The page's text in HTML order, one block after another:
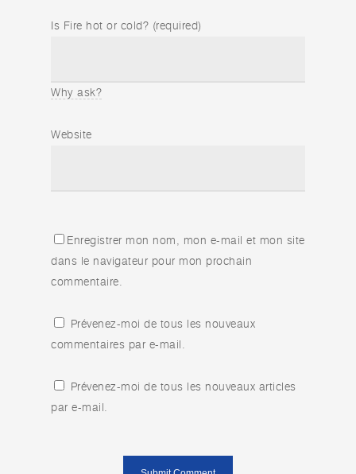
Is Fire hot or cold? (required)
Why ask?
Website
Enregistrer mon nom, mon e-mail et mon site
dans le navigateur pour mon prochain
commentaire.
Prévenez-moi de tous les nouveaux
commentaires par e-mail.
Prévenez-moi de tous les nouveaux articles
par e-mail.